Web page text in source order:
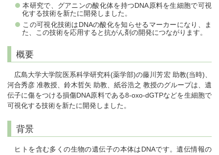
本研究で、グアニンの酸化体を持つDNA原料を生細胞で可視
化する技術を新たに開発しました。
この可視化技術はDNAの酸化を知らせるマーカーになり、ま
た、この技術を応用すると抗がん剤の開発につながります。
概要
広島大学大学院医系科学研究科(薬学部)の藤川芳宏 助教(当時)、
河合秀彦 准教授、鈴木哲矢 助教、紙谷浩之 教授のグループは、遺
伝子に傷をつける損傷DNA原料である8-oxo-dGTPなどを生細胞で
可視化する技術を新たに開発しました。
背景
ヒトを含む多くの生物の遺伝子の本体はDNAです。遺伝情報の